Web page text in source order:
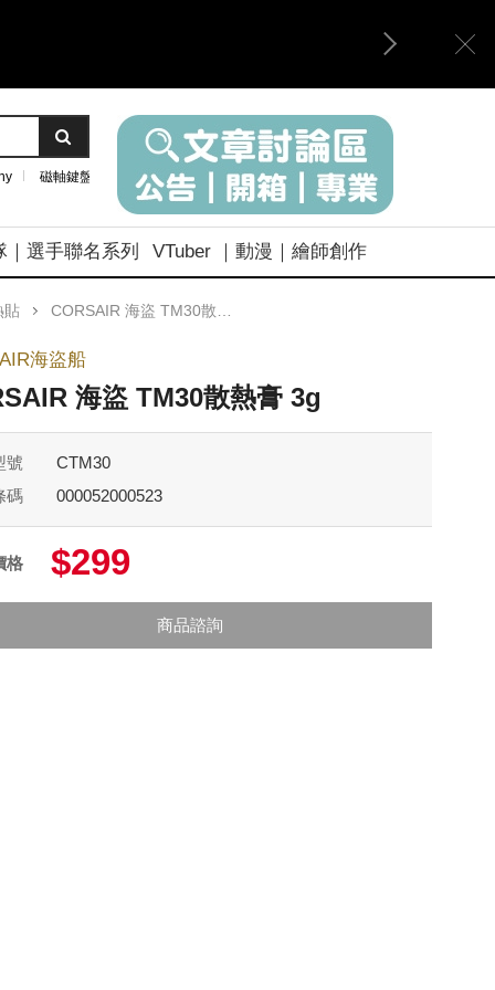
磁軸鍵盤
｜選手聯名系列 VTuber ｜動漫｜繪師創作
貼 CORSAIR 海盜 TM30散熱膏 3g
海盜船
海盜 TM30散熱膏 3g
號
CTM30
碼
000052000523
格 $299
商品諮詢